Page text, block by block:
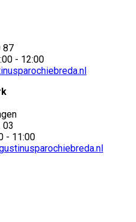
87
- 12:00
03
- 11:00